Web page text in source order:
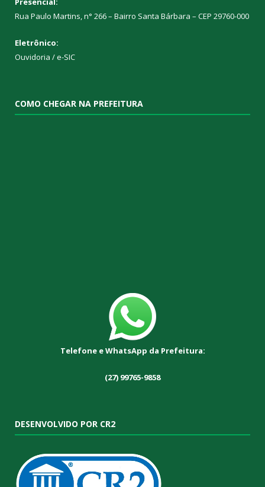
Rua Paulo Martins, n° 266 – Bairro Santa Bárbara – CEP 29760-000
Eletrônico:
Ouvidoria /e-SIC
COMO CHEGAR NA PREFEITURA
Telefone e WhatsApp da Prefeitura:
(27) 99765-9858
DESENVOLVIDO POR CR2